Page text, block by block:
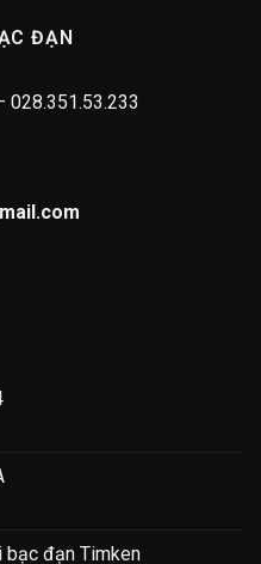
ĐẠN
028.351.53.233
bạc đạn Timken